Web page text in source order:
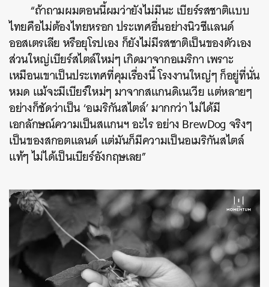
“ถ้าถามผมตอนนี้ผมว่ายังไม่มีนะ เบียร์รสชาติแบบ
ไทยคือไม่ต้องไทยหรอก ประเทศอื่นอย่างนิวซีแลนด์
ออสเตรเลีย หรือยุโรปเอง ก็ยังไม่มีรสชาติเป็นของตัวเอง
ส่วนใหญ่เบียร์สไตล์ใหม่ๆ เกิดมาจากอเมริกา เพราะ
เหมือนเขาเป็นประเทศที่คุมเรื่องนี้ โรงงานใหญ่ๆ ก็อยู่ที่นั่น
หมด แม้จะมีเบียร์ใหม่ๆ มาจากสแกนดิเนเวีย แต่หลายๆ
อย่างก็ชัดว่าเป็น ‘อเมริกันสไตล์’ มากกว่า ไม่ได้มี
เอกลักษณ์ความเป็นสแกนฯ อะไร อย่าง BrewDog จริงๆ
เป็นของสกอตแลนด์ แต่มันก็มีความเป็นอเมริกันสไตล์
แท้ๆ ไม่ได้เป็นเบียร์อังกฤษเลย”